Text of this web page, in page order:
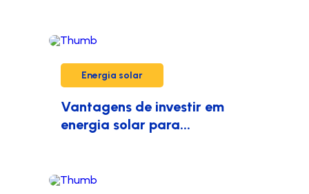
Energia solar
Vantagens de investir em
energia solar para...